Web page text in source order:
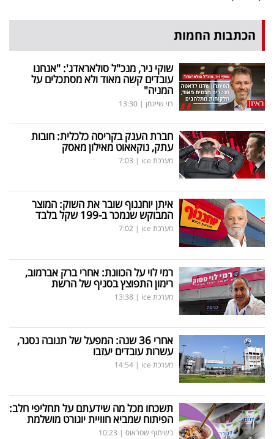
הכתבות החמות
שוקי ניר, מנכ"ל סולאראדג': "אנחנו
עובדים קשה מאוד ולא מסתכלים על
המניה"
רוי שיינמן |
13:30
חברת הענק בקריסה כלכלית: חובות
עתק, נוקאאוט מאילון מאסק
מערכת ice |
7:03
איתן יוחננוף שובר את השוק: המוצר
המבוקש שנמכר ב-199 שקל בלבד
מערכת ice |
7:02
רמי לוי על הכוונת: אחרי ברק אברמוב,
רימון התפוצץ בסניף של הרשת
מערכת ice |
13:38
אחרי 36 שנה: המפעל של תנובה נסגר,
עשרות עובדים יעזבו
מערכת ice |
14:54
תשכחו מכל מה שידעתם על תחליפי חלב:
הפיתוח שמביא חוויית יוגורט מושלמת
בשיתוף שטראוס |
10:23